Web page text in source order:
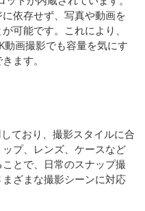
依存せず、写真や動画を
可能です。これにより、
画撮影でも容量を気にす
ます。
ており、撮影スタイルに合
プ、レンズ、ケースなど
とで、日常のスナップ撮
ざまな撮影シーンに対応